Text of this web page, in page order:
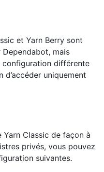
et Yarn Berry sont
mais
configuration différente
uniquement
Yarn Classic de façon à
privés, vous pouvez
suivantes.